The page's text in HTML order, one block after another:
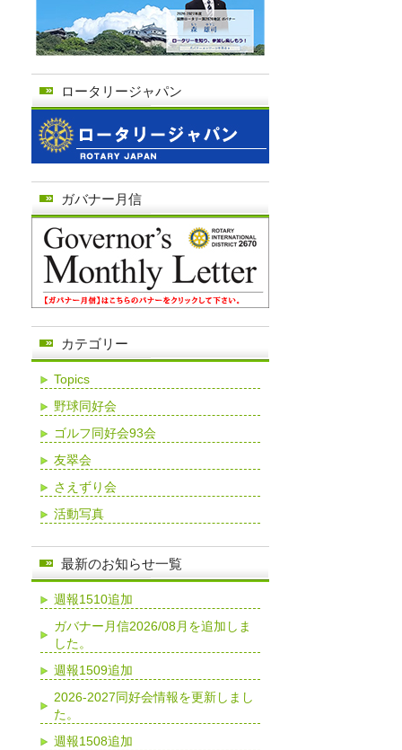
ロータリージャパン
ガバナー月信
カテゴリー
Topics
野球同好会
ゴルフ同好会93会
友翠会
さえずり会
活動写真
最新のお知らせ一覧
週報1510追加
ガバナー月信2026/08月を追加しま
した。
週報1509追加
2026-2027同好会情報を更新しまし
た。
週報1508追加